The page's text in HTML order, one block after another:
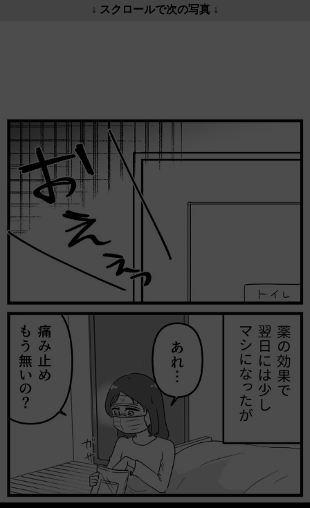
↓ スクロールで次の写真 ↓